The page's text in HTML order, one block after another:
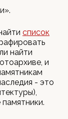
список
найти
и
- это